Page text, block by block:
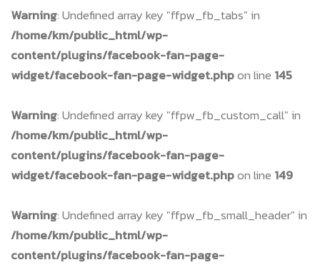
Warning: Undefined array key "ffpw_fb_tabs" in
/home/km/public_html/wp-
content/plugins/facebook-fan-page-
widget/facebook-fan-page-widget.phpon line 145
Warning: Undefined array key "ffpw_fb_custom_call" in
/home/km/public_html/wp-
content/plugins/facebook-fan-page-
widget/facebook-fan-page-widget.phpon line 149
Warning: Undefined array key "ffpw_fb_small_header" in
/home/km/public_html/wp-
content/plugins/facebook-fan-page-